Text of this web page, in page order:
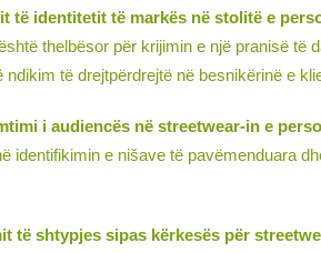
të identitetit të markës në stolitë e
thelbësor për krijimin e një pranisë
të drejtpërdrejtë në besnikërinë e
i audiencës në streetwear-in e
identifikimin e nišave të pavëmenduara
të shtypjes sipas kërkesës për